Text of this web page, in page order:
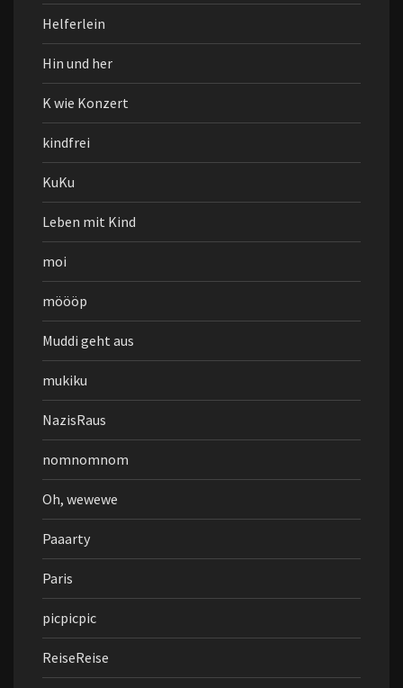
Helferlein
Hin und her
K wie Konzert
kindfrei
KuKu
Leben mit Kind
moi
möööp
Muddi geht aus
mukiku
NazisRaus
nomnomnom
Oh, wewewe
Paaarty
Paris
picpicpic
ReiseReise